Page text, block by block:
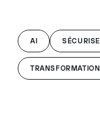
AI